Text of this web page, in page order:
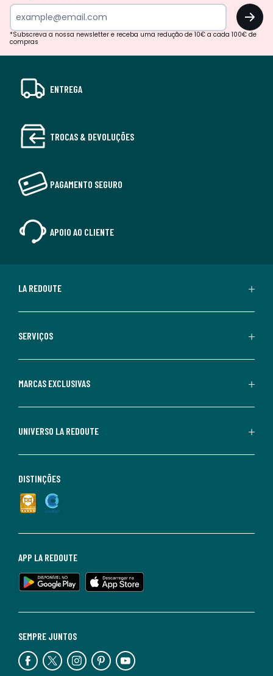
OK
*Subscreva a nossa newsletter e receba uma redução de 10€ a cada 100€ de
compras
ENTREGA
TROCAS & DEVOLUÇÕES
PAGAMENTO SEGURO
APOIO AO CLIENTE
LA REDOUTE
SERVIÇOS
MARCAS EXCLUSIVAS
UNIVERSO LA REDOUTE
SEMPRE JUNTOS
APP LA REDOUTE
DISTINÇÕES